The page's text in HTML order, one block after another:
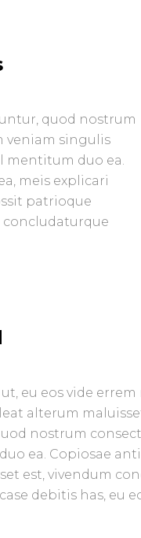
quod nostrum
veniam singulis
mentitum duo ea.
meis explicari
patrioque
concludaturque
eu eos vide
alterum
nostrum
ea. Copiosae
est, vivendum
debitis has, eu